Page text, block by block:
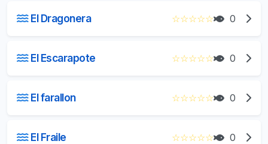
El Dragonera ☆☆☆☆☆ 0
El Escarapote ☆☆☆☆☆ 0
El farallon ☆☆☆☆☆ 0
El Fraile ☆☆☆☆☆ 0